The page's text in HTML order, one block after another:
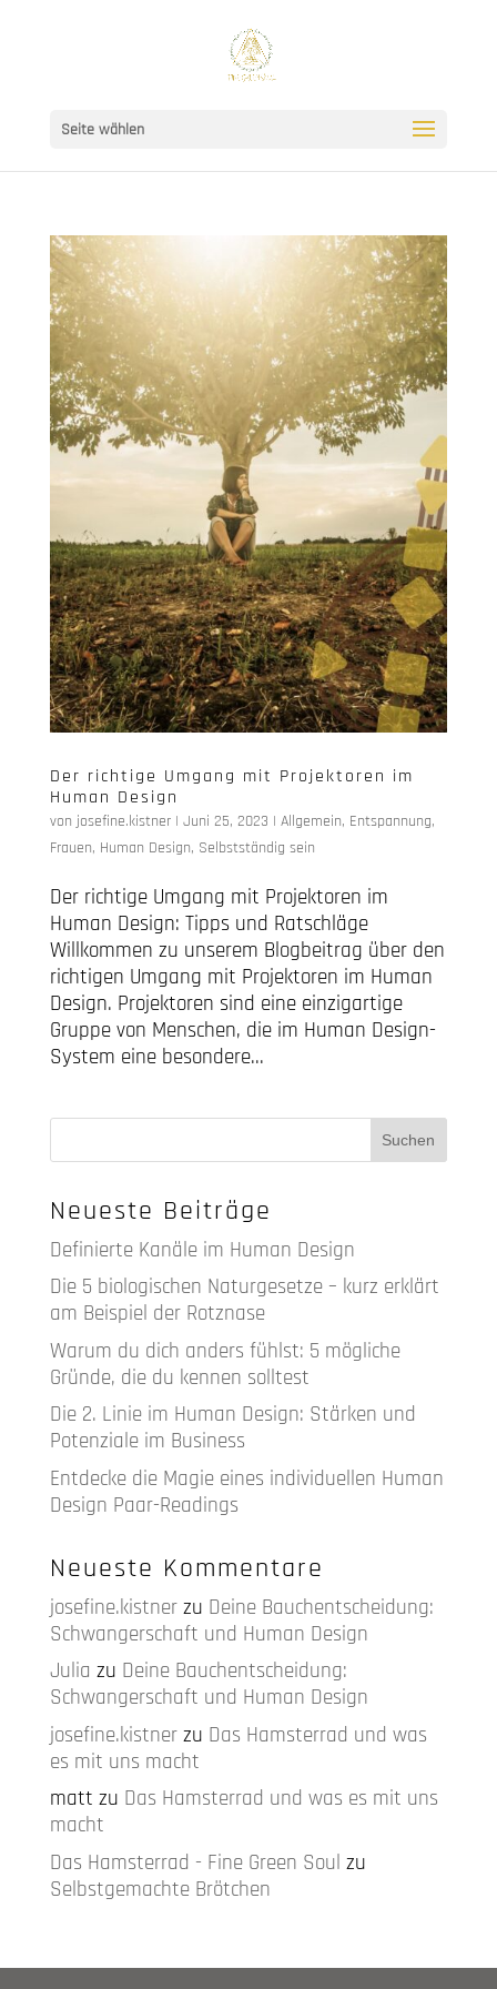
Seite wählen
Der richtige Umgang mit Projektoren im
Human Design
von josefine.kistner| Juni 25, 2023 | Allgemein, Entspannung,
Frauen, Human Design, Selbstständig sein
Der richtige Umgang mit Projektoren im
Human Design: Tipps und Ratschläge
Willkommen zu unserem Blogbeitrag über den
richtigen Umgang mit Projektoren im Human
Design. Projektoren sind eine einzigartige
Gruppe von Menschen, die im Human Design-
System eine besondere...
Neueste Beiträge
Definierte Kanäle im Human Design
Die 5 biologischen Naturgesetze – kurz erklärt
am Beispiel der Rotznase
Warum du dich anders fühlst: 5 mögliche
Gründe, die du kennen solltest
Die 2. Linie im Human Design: Stärken und
Potenziale im Business
Entdecke die Magie eines individuellen Human
Design Paar-Readings
Neueste Kommentare
josefine.kistnerzu Deine Bauchentscheidung:
Schwangerschaft und Human Design
Julia zu Deine Bauchentscheidung:
Schwangerschaft und Human Design
josefine.kistnerzu Das Hamsterrad und was
es mit uns macht
matt zu Das Hamsterrad und was es mit uns
macht
Das Hamsterrad - Fine Green Soul zu
Selbstgemachte Brötchen